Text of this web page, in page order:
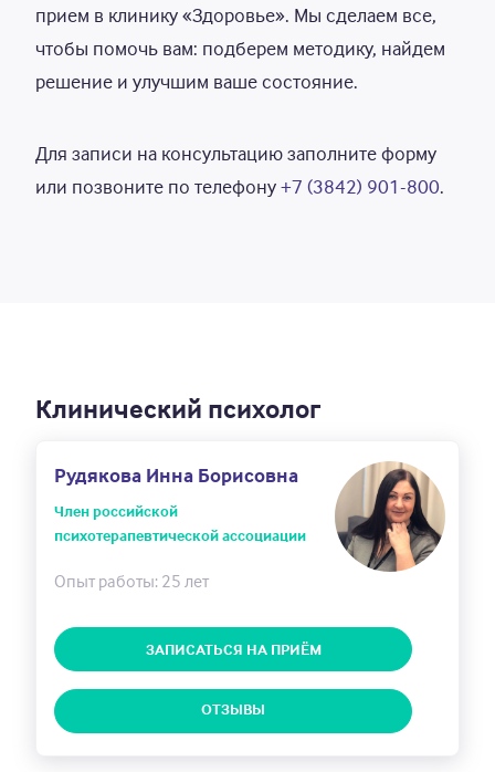
прием в клинику «Здоровье». Мы сделаем все,
чтобы помочь вам: подберем методику, найдем
решение и улучшим ваше состояние.
Для записи на консультацию заполните форму
или позвоните по телефону+7 (3842) 901-800.
Клинический психолог
Рудякова Инна Борисовна
Член российской
психотерапевтической ассоциации
Опыт работы: 25 лет
ЗАПИСАТЬСЯ НА ПРИЁМ
ОТЗЫВЫ